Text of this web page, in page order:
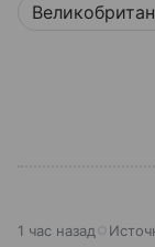
1 час назад